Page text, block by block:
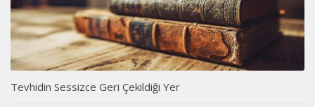
Tevhidin Sessizce Geri Çekildiği Yer